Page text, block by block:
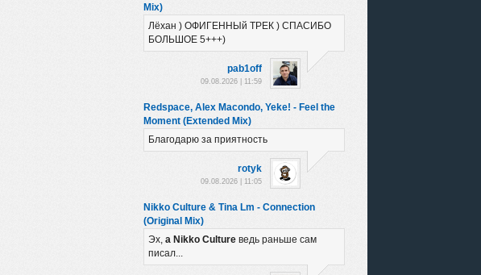
Mix)
Лёхан ) ОФИГЕННЫй ТРЕК ) СПАСИБО
БОЛЬШОЕ 5+++)
pab1off
09.08.2026 | 11:59
Redspace, Alex Macondo, Yeke! - Feel the
Moment (Extended Mix)
Благодарю за приятность
rotyk
09.08.2026 | 11:05
Nikko Culture & Tina Lm - Connection
(Original Mix)
Эх, а Nikko Culture ведь раньше сам
писал...